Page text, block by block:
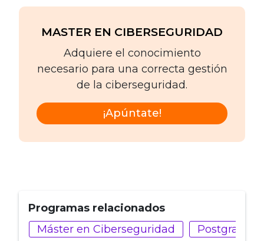
MASTER EN CIBERSEGURIDAD
Adquiere el conocimiento
necesario para una correcta gestión
de la ciberseguridad.
¡Apúntate!
Programas relacionados
Máster en Ciberseguridad
Postgrado